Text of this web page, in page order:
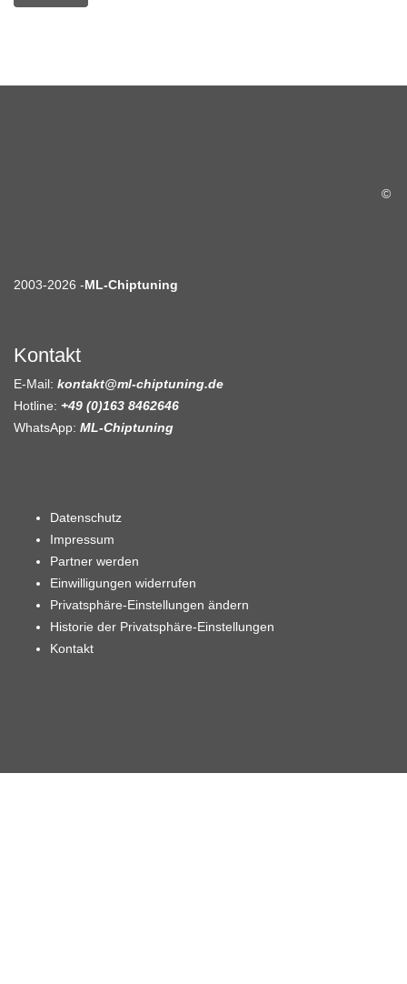
©
2003-2026 -ML-Chiptuning
Kontakt
E-Mail: kontakt@ml-chiptuning.de
Hotline: +49 (0)163 8462646
WhatsApp: ML-Chiptuning
Datenschutz
Impressum
Partner werden
Einwilligungen widerrufen
Privatsphäre-Einstellungen ändern
Historie der Privatsphäre-Einstellungen
Kontakt